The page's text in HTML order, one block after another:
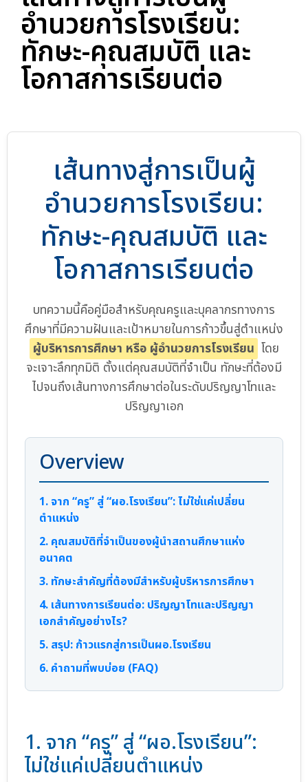
อำนวยการโรงเรียน:
ทักษะ-คุณสมบัติ และ
โอกาสการเรียนต่อ
เส้นทางสู่การเป็นผู้
อำนวยการโรงเรียน:
ทักษะ-คุณสมบัติ และ
โอกาสการเรียนต่อ
บทความนี้คือคู่มือสำหรับคุณครูและบุคลากรทางการ
ศึกษาที่มีความฝันและเป้าหมายในการก้าวขึ้นสู่ตำแหน่ง
ผู้บริหารการศึกษา หรือ ผู้อำนวยการโรงเรียน โดย
จะเจาะลึกทุกมิติ ตั้งแต่คุณสมบัติที่จำเป็น ทักษะที่ต้องมี
ไปจนถึงเส้นทางการศึกษาต่อในระดับปริญญาโทและ
ปริญญาเอก
Overview
1. จาก “ครู” สู่ “ผอ.โรงเรียน”: ไม่ใช่แค่เปลี่ยน
ตำแหน่ง
2. คุณสมบัติที่จำเป็นของผู้นำสถานศึกษาแห่ง
อนาคต
3. ทักษะสำคัญที่ต้องมีสำหรับผู้บริหารการศึกษา
4. เส้นทางการเรียนต่อ: ปริญญาโทและปริญญา
เอกสำคัญอย่างไร?
5. สรุป: ก้าวแรกสู่การเป็นผอ.โรงเรียน
6. คำถามที่พบบ่อย (FAQ)
1. จาก “ครู” สู่ “ผอ.โรงเรียน”:
ไม่ใช่แค่เปลี่ยนตำแหน่ง